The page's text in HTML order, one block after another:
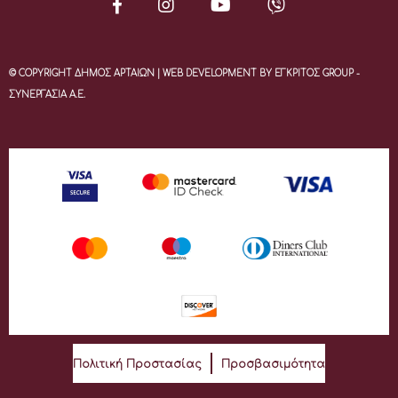
© COPYRIGHT ΔΗΜΟΣ ΑΡΤΑΙΩΝ | WEB DEVELOPMENT BY ΕΓΚΡΙΤΟΣ GROUP -
ΣΥΝΕΡΓΑΣΙΑ Α.Ε.
Πολιτική Προστασίας Προσβασιμότητα